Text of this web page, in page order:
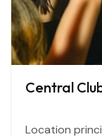
Central
Location